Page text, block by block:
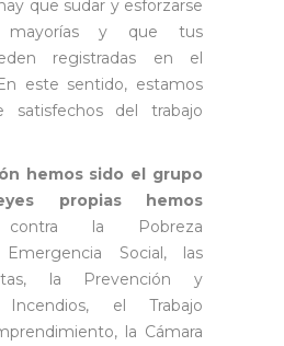
que sudar y esforzarse
mayorías y que tus
registradas en el
este sentido, estamos
satisfechos del trabajo
hemos sido el grupo
propias hemos
la Pobreza
Social, las
la Prevención y
el Trabajo
la Cámara